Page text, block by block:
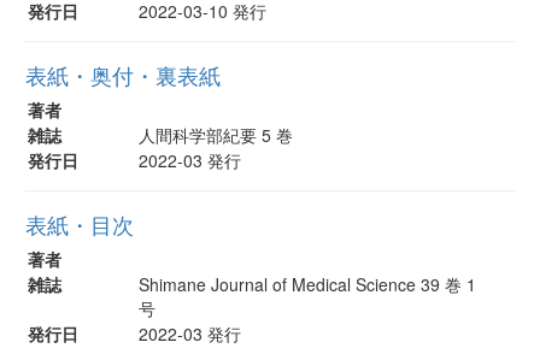
発行日
2022-03-10 発行
表紙・奥付・裏表紙
著者
雑誌
人間科学部紀要 5 巻
発行日
2022-03 発行
表紙・目次
著者
雑誌
Shimane Journal of Medical Science 39 巻 1
号
発行日
2022-03 発行